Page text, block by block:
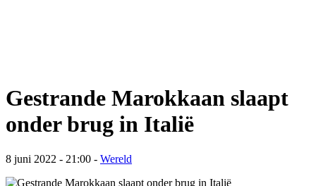
Gestrande Marokkaan slaapt
onder brug in Italië
8 juni 2022 - 21:00 - Wereld